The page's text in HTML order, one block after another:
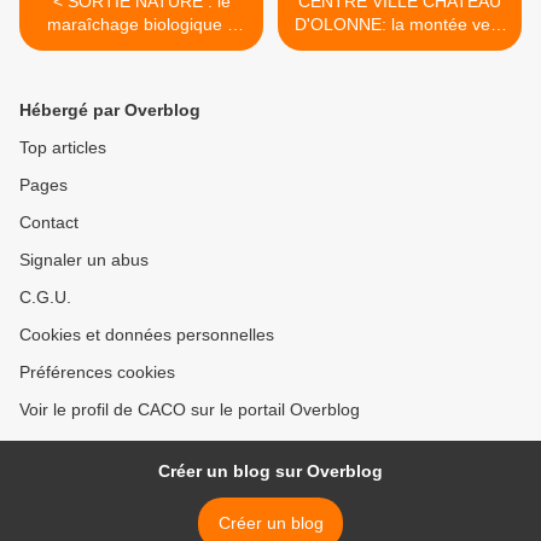
maraîchage biologique à
Olonne-sur-Mer
D'OLONNE: la montée vers
l'Eglise et l'aménagement
Hébergé par Overblog
Top articles
Pages
Contact
Signaler un abus
C.G.U.
Cookies et données personnelles
Préférences cookies
Voir le profil de CACO sur le portail Overblog
Créer un blog sur Overblog
Créer un blog